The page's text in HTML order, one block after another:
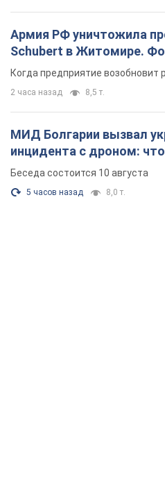
Армия РФ уничтожила
Schubert в Житомире.
Когда предприятие возобновит
2 часа назад 8,5 т.
МИД Болгарии вызвал
инцидента с дроном:
Беседа состоится 10 августа
5 часов назад 8,0 т.